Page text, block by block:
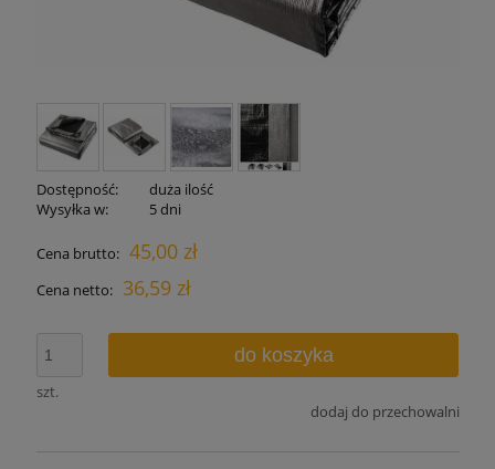
Dostępność:
duża ilość
Wysyłka w:
5 dni
Cena brutto: 45,00 zł
Cena netto: 36,59 zł
szt.
do koszyka
dodaj do przechowalni